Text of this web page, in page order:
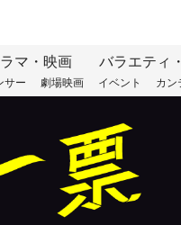
ラマ・映画 バラエティ
サー 劇場映画 イベント カン